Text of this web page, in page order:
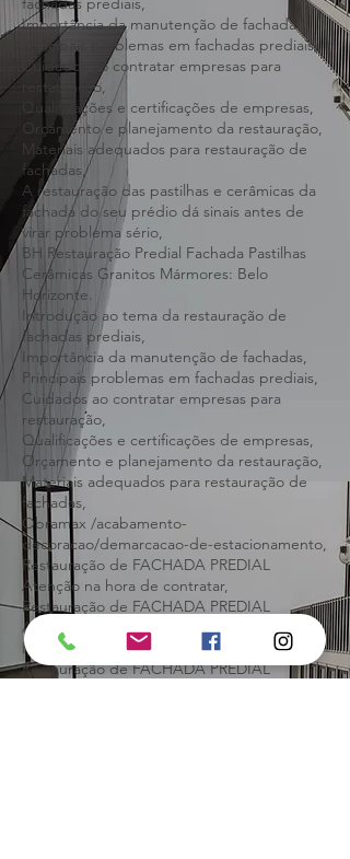
Introdução ao tema da restauração de
fachadas prediais,
Importância da manutenção de fachadas,
Principais problemas em fachadas prediais,
Cuidados ao contratar empresas para
restauração,
Qualificações e certificações de empresas,
Orçamento e planejamento da restauração,
Materiais adequados para restauração de
fachadas,
A restauração das pastilhas e cerâmicas da
fachada do seu prédio dá sinais antes de
virar problema sério,
BH Restauração Predial Fachada Pastilhas
Cerâmicas Granitos Mármores: Belo
Horizonte.
Introdução ao tema da restauração de
fachadas prediais,
Importância da manutenção de fachadas,
Principais problemas em fachadas prediais,
Cuidados ao contratar empresas para
restauração,
Qualificações e certificações de empresas,
Orçamento e planejamento da restauração,
Materiais adequados para restauração de
fachadas,
Obramax /acabamento-
decoracao/demarcacao-de-estacionamento,
Restauração de FACHADA PREDIAL
Atenção na hora de contratar,
Restauração de FACHADA PREDIAL
Atenção na hora de contratar Belo